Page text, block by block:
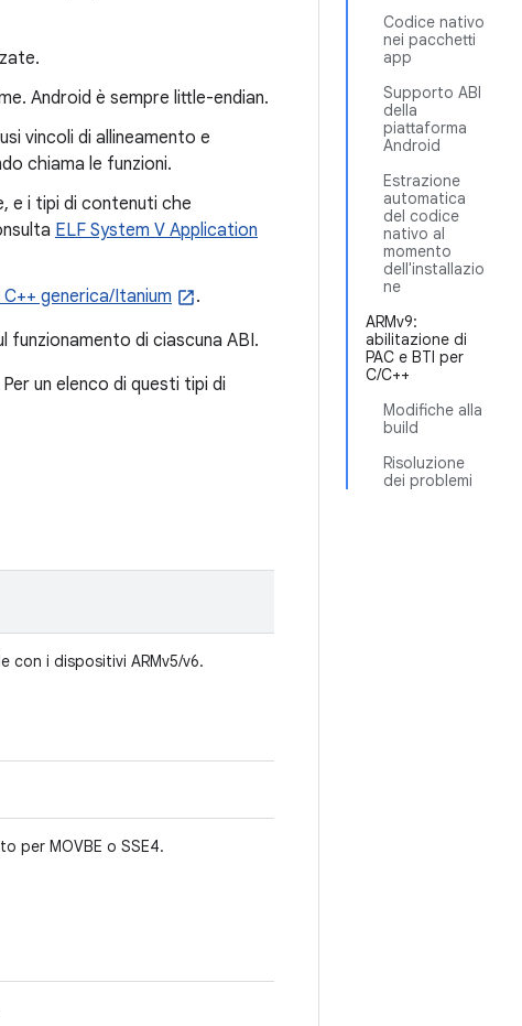
Codice nativo
nei pacchetti
app
Supporto ABI
della
piattaforma
Android
Estrazione
automatica
del codice
nativo al
momento
dell'installazio
ne
ARMv9:
abilitazione di
PAC e BTI per
C/C++
Modifiche alla
build
Risoluzione
dei problemi
Android è sempre little-endian.
vincoli di allineamento e
chiama le funzioni.
e i tipi di contenuti che
ELF System V Application
C++ generica/Itanium
.
funzionamento di ciascuna ABI.
un elenco di questi tipi di
con i dispositivi ARMv5/v6.
per MOVBE o SSE4.